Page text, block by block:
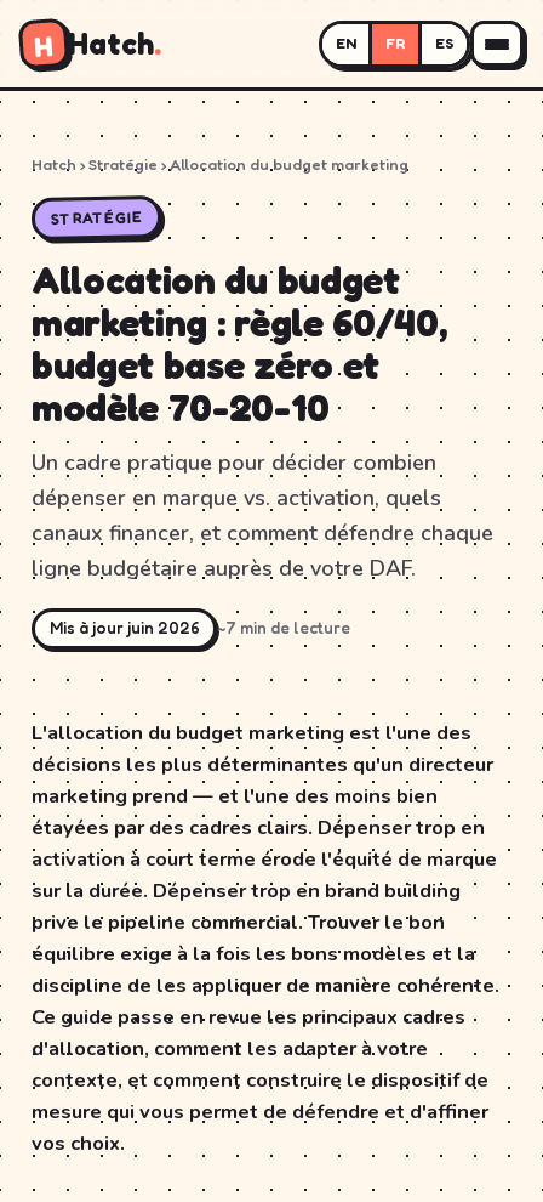
H Hatch. EN FR ES
Hatch › Stratégie › Allocation du budget marketing
STRATÉGIE
Allocation du budget
marketing : règle 60/40,
budget base zéro et
modèle 70-20-10
Un cadre pratique pour décider combien
dépenser en marque vs. activation, quels
canaux financer, et comment défendre chaque
ligne budgétaire auprès de votre DAF.
Mis à jour juin 2026 ~7 min de lecture
L'allocation du budget marketing est l'une des
décisions les plus déterminantes qu'un directeur
marketing prend — et l'une des moins bien
étayées par des cadres clairs. Dépenser trop en
activation à court terme érode l'équité de marque
sur la durée. Dépenser trop en brand building
prive le pipeline commercial. Trouver le bon
équilibre exige à la fois les bons modèles et la
discipline de les appliquer de manière cohérente.
Ce guide passe en revue les principaux cadres
d'allocation, comment les adapter à votre
contexte, et comment construire le dispositif de
mesure qui vous permet de défendre et d'affiner
vos choix.